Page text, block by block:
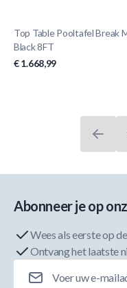
Top Table Pooltafel Break
Black 8FT
€ 1.668,99
Abonneer je op
Wees als eerste op
Ontvang het laatste